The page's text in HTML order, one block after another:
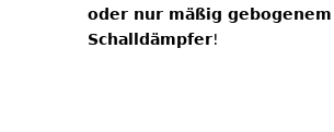
oder nur mäßig gebogenem
Schalldämpfer!